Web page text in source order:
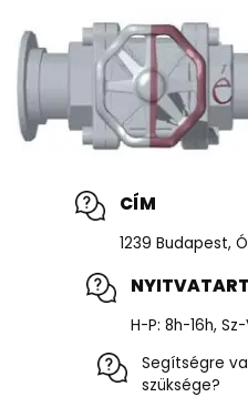
CÍM
1239 Budapest,
H-P: 8h-16h,
Segítségre
szüksége?